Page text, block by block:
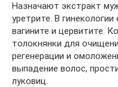
Назначают экстракт
уретрите. В
вагините и цервитите.
толокнянки для
регенерации и
выпадение волос,
луковиц.